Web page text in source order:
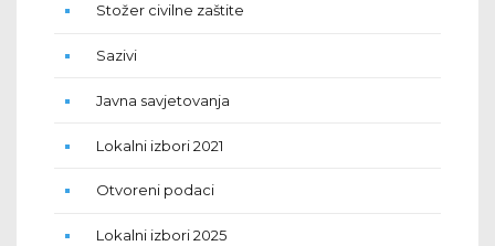
Stožer civilne zaštite
Sazivi
Javna savjetovanja
Lokalni izbori 2021
Otvoreni podaci
Lokalni izbori 2025